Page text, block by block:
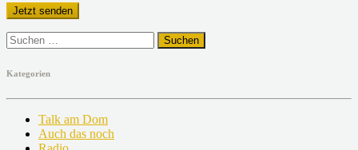
Suchen
nach:
Kategorien
Talk am Dom
Auch das noch